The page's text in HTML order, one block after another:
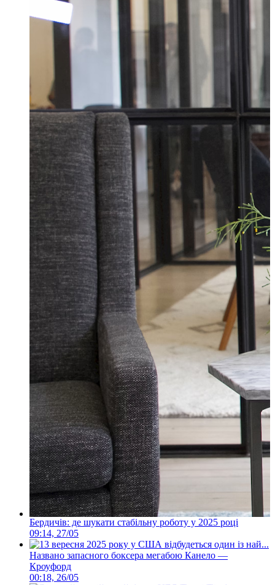
Бердичів: де шукати стабільну роботу у 2025 році
09:14, 27/05
Названо запасного боксера мегабою Канело —
Кроуфорд
00:18, 26/05